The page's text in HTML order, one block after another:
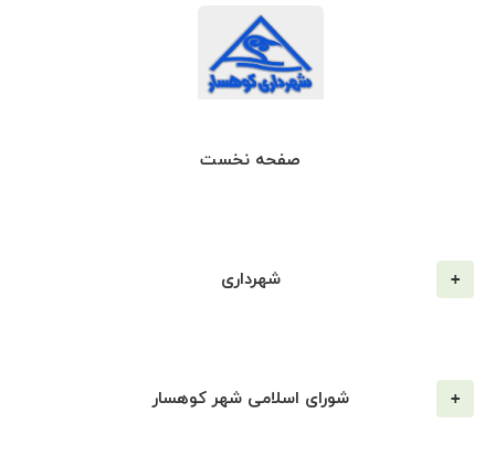
صفحه نخست
شهرداری
شورای اسلامی شهر کوهسار